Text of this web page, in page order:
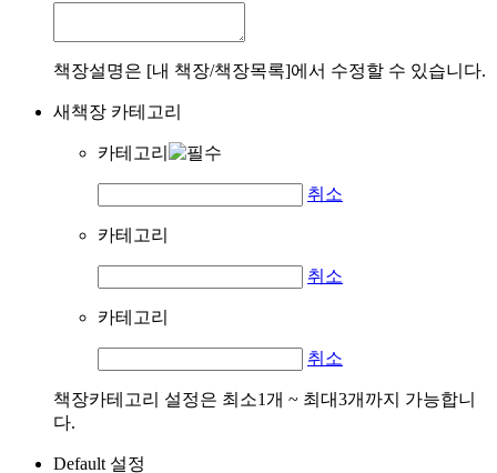
책장설명은 [내 책장/책장목록]에서 수정할 수 있습니다.
새책장 카테고리
카테고리
취소
카테고리
취소
카테고리
취소
책장카테고리 설정은 최소1개 ~ 최대3개까지 가능합니
다.
Default 설정